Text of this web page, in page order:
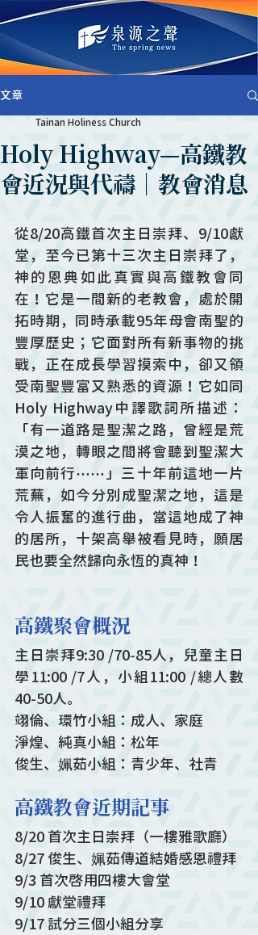
文章
Holy Highway—高鐵教
會近況與代禱｜教會消息
Tainan Holiness Church
從8/20高鐵首次主日崇拜、9/10獻
堂，至今已第十三次主日崇拜了，
神的恩典如此真實與高鐵教會同
在！它是一間新的老教會，處於開
拓時期，同時承載95年母會南聖的
豐厚歷史；它面對所有新事物的挑
戰，正在成長學習摸索中，卻又領
受南聖豐富又熟悉的資源！它如同
Holy Highway中譯歌詞所描述：
「有一道路是聖潔之路，曾經是荒
漠之地，轉眼之間將會聽到聖潔大
軍向前行⋯⋯」三十年前這地一片
荒蕪，如今分別成聖潔之地，這是
令人振奮的進行曲，當這地成了神
的居所，十架高舉被看見時，願居
民也要全然歸向永恆的真神！
高鐵聚會概況
主日崇拜9:30 /70-85人，兒童主日
學11:00 /7人，小組11:00 /總人數
40-50人。
翊倫、環竹小組：成人、家庭
淨煌、純真小組：松年
俊生、姵茹小組：青少年、社青
高鐵教會近期記事
8/20 首次主日崇拜（一樓雅歌廳）
8/27 俊生、姵茹傳道結婚感恩禮拜
9/3 首次啓用四樓大會堂
9/10 獻堂禮拜
9/17 試分三個小組分享